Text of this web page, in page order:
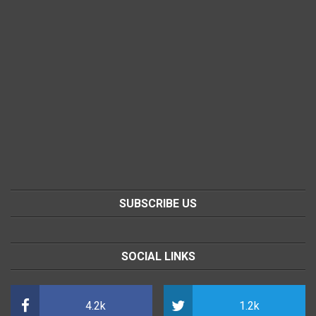
SUBSCRIBE US
SOCIAL LINKS
4.2k 1.2k